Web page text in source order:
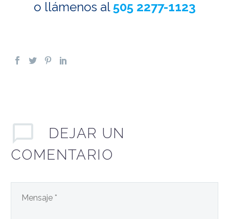
o llámenos al 505 2277-1123
DEJAR UN
COMENTARIO